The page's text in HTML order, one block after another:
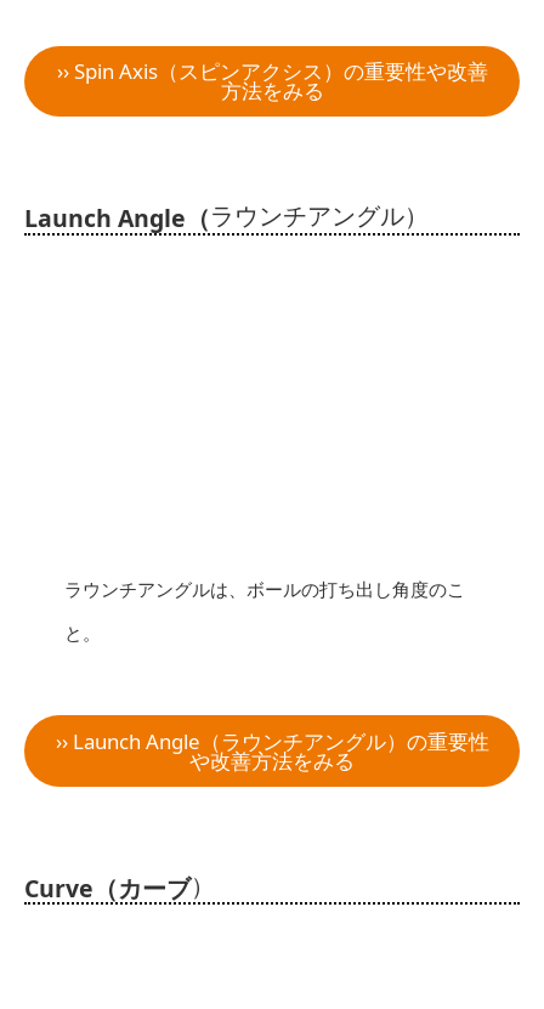
›› Spin Axis（スピンアクシス）の重要性や改善
方法をみる
Launch Angle（ラウンチアングル）
ラウンチアングルは、ボールの打ち出し角度のこ
と。
›› Launch Angle（ラウンチアングル）の重要性
や改善方法をみる
Curve（カーブ）